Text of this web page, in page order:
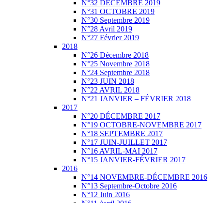
N°32 DECEMBRE 2019
N°31 OCTOBRE 2019
N°30 Septembre 2019
N°28 Avril 2019
N°27 Février 2019
2018
N°26 Décembre 2018
N°25 Novembre 2018
N°24 Septembre 2018
N°23 JUIN 2018
N°22 AVRIL 2018
N°21 JANVIER – FÉVRIER 2018
2017
N°20 DÉCEMBRE 2017
N°19 OCTOBRE-NOVEMBRE 2017
N°18 SEPTEMBRE 2017
N°17 JUIN-JUILLET 2017
N°16 AVRIL-MAI 2017
N°15 JANVIER-FÉVRIER 2017
2016
N°14 NOVEMBRE-DÉCEMBRE 2016
N°13 Septembre-Octobre 2016
N°12 Juin 2016